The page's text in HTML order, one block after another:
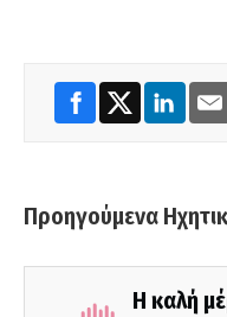
Προηγούμενα
Η καλή